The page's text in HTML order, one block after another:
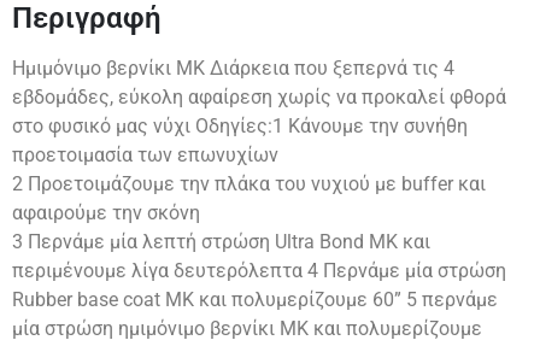
Περιγραφή
Ημιμόνιμο βερνίκι ΜΚ Διάρκεια που ξεπερνά τις 4
εβδομάδες, εύκολη αφαίρεση χωρίς να προκαλεί φθορά
στο φυσικό μας νύχι Οδηγίες:1 Κάνουμε την συνήθη
προετοιμασία των επωνυχίων
2 Προετοιμάζουμε την πλάκα του νυχιού με buffer και
αφαιρούμε την σκόνη
3 Περνάμε μία λεπτή στρώση Ultra Bond MK και
περιμένουμε λίγα δευτερόλεπτα 4 Περνάμε μία στρώση
Rubber base coat MK και πολυμερίζουμε 60” 5 περνάμε
μία στρώση ημιμόνιμο βερνίκι ΜΚ και πολυμερίζουμε